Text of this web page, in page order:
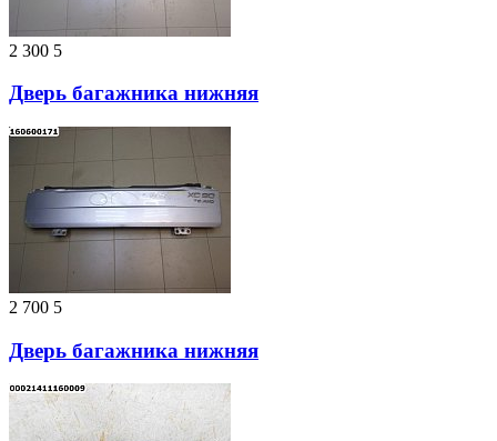
2 300 5
Дверь багажника нижняя
2 700 5
Дверь багажника нижняя